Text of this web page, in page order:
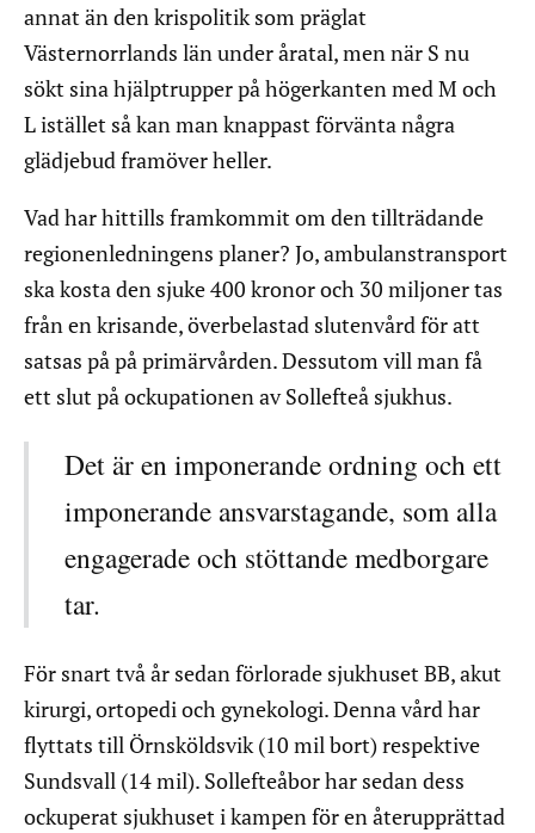
annat än den krispolitik som präglat
Västernorrlands län under åratal, men när S nu
sökt sina hjälptrupper på högerkanten med M och
L istället så kan man knappast förvänta några
glädjebud framöver heller.
Vad har hittills framkommit om den tillträdande
regionenledningens planer? Jo, ambulanstransport
ska kosta den sjuke 400 kronor och 30 miljoner tas
från en krisande, överbelastad slutenvård för att
satsas på på primärvården. Dessutom vill man få
ett slut på ockupationen av Sollefteå sjukhus.
Det är en imponerande ordning och ett
imponerande ansvarstagande, som alla
engagerade och stöttande medborgare
tar.
För snart två år sedan förlorade sjukhuset BB, akut
kirurgi, ortopedi och gynekologi. Denna vård har
flyttats till Örnsköldsvik (10 mil bort) respektive
Sundsvall (14 mil). Sollefteåbor har sedan dess
ockuperat sjukhuset i kampen för en återupprättad